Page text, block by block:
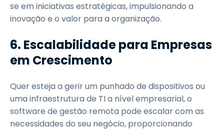
se em iniciativas estratégicas, impulsionando a
inovação e o valor para a organização.
6. Escalabilidade para Empresas
em Crescimento
Quer esteja a gerir um punhado de dispositivos ou
uma infraestrutura de TI a nível empresarial, o
software de gestão remota pode escalar com as
necessidades do seu negócio, proporcionando